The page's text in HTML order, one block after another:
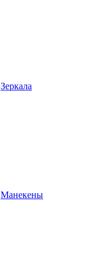
Зеркала
Манекены